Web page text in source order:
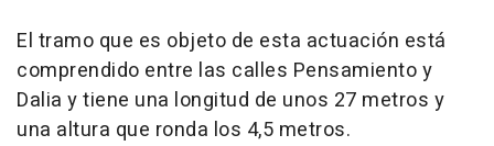
El tramo que es objeto de esta actuación está
comprendido entre las calles Pensamiento y
Dalia y tiene una longitud de unos 27 metros y
una altura que ronda los 4,5 metros.